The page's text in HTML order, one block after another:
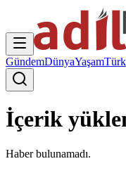
GündemDünyaYaşam
İçerik
Haber bulunamadı.